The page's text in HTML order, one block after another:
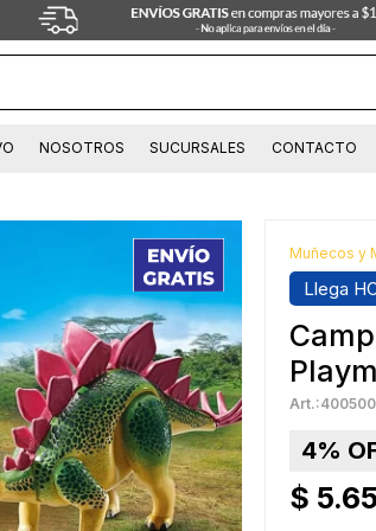
NOSOTROS SUCURSALES CONTACTO
Muñecos y
Llega
4
$